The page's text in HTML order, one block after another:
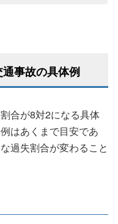
事故の具体例
合が8対2になる具体
はあくまで目安であ
過失割合が変わること